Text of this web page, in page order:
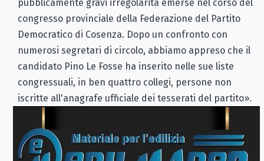
pubblicamente gravi irregolarità emerse nel corso del
congresso provinciale della Federazione del Partito
Democratico di Cosenza. Dopo un confronto con
numerosi segretari di circolo, abbiamo appreso che il
candidato Pino Le Fosse ha inserito nelle sue liste
congressuali, in ben quattro collegi, persone non
iscritte all'anagrafe ufficiale dei tesserati del partito».